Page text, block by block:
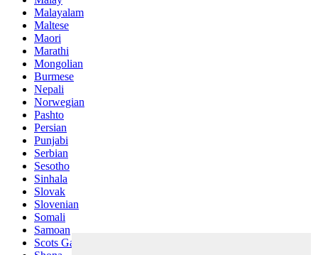
Malayalam
Maltese
Maori
Marathi
Mongolian
Burmese
Nepali
Norwegian
Pashto
Persian
Punjabi
Serbian
Sesotho
Sinhala
Slovak
Slovenian
Somali
Samoan
Scots Gaelic